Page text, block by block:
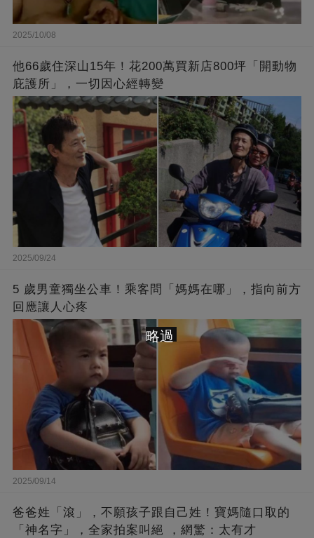
2025/10/08
他66歲住深山15年！花200萬買新店800坪「開動物
庇護所」，一切因心經轉變
2025/09/24
5 歲男童獨坐公車！乘客問「媽媽在哪」，指向前方
回應讓人心疼
2025/09/14
爸爸姓「滾」，不願孩子跟自己姓！寶媽隨口取的
「神名字」，全家拍案叫絕 ，網驚：太有才
略過